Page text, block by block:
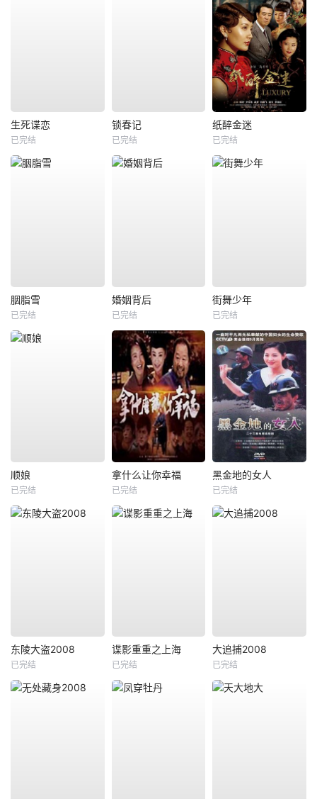
生死谍恋
已完结
锁春记
已完结
纸醉金迷
已完结
胭脂雪
已完结
婚姻背后
已完结
街舞少年
已完结
顺娘
已完结
拿什么让你幸福
已完结
黑金地的女人
已完结
东陵大盗2008
已完结
谍影重重之上海
已完结
大追捕2008
已完结